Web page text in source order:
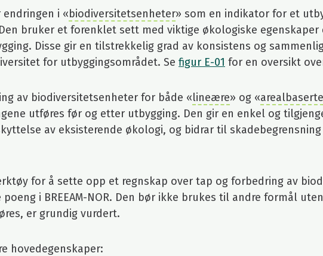
i «biodiversitetsenheter» som en indikator for et
bruker et forenklet sett med viktige økologiske
Disse gir en tilstrekkelig grad av konsistens og
for utbyggingsområdet. Se figur E-01 for en oversikt
av biodiversitetsenheter for både «lineære» og «arealbaserte
utføres før og etter utbygging. Den gir en enkel og
av eksisterende økologi, og bidrar til
for å sette opp et regnskap over tap og forbedring av
i BREEAM-NOR. Den bør ikke brukes til andre formål
er grundig vurdert.
hovedegenskaper: